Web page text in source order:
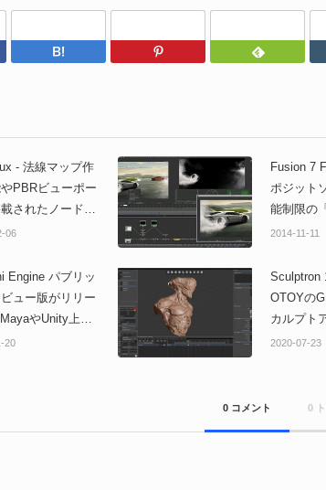
Facebook はてなブックマークPinterest
- 法線マップ作
PBRビューポー
載されたノードベ
クスチャコンポ
中！
06
Fusion 7
ポジット
能制限の
場！ダウ
2014-11-11
Engine パブリッ
ュー版がリリー
やUnity上で
のパワーをフル活
20
Sculptron
OTOYの
カルプト
ツールが
2020-07-23
0 コメント 0